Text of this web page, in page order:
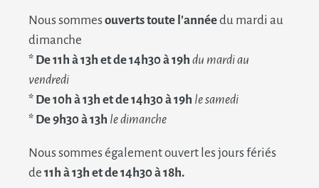
Nous sommesouverts toute l'annéedu mardi au
dimanche
* De 11h à 13h et de 14h30 à 19h du mardi au
vendredi
* De 10h à 13h et de 14h30 à 19h le samedi
* De 9h30 à 13h le dimanche
Nous sommes également ouvert les jours fériés
de 11h à 13h et de 14h30 à 18h.